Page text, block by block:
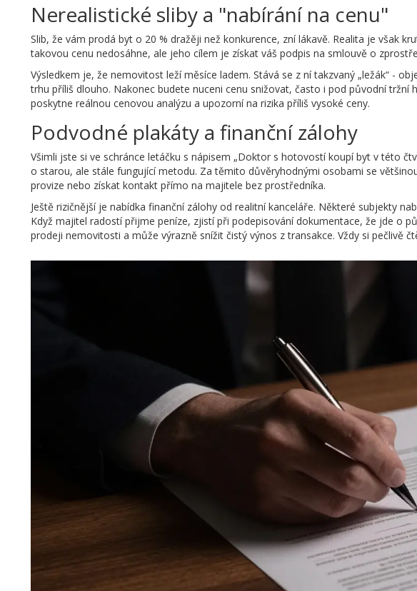
Nerealistické sliby a "nabírání na cenu"
Slib, že vám prodá byt o 20 % dražěji než konkurence, zní lákavě. Realita je však
takovou cenu nedosáhne, ale jeho cílem je získat váš podpis na smlouvě o
Výsledkem je, že nemovitost leží měsíce ladem. Stává se z ní takzvaný „ležák“ -
trhu příliš dlouho. Nakonec budete nuceni cenu snižovat, často i pod původní
poskytne reálnou cenovou analýzu a upozorní na rizika příliš vysoké ceny.
Podvodné plakáty a finanční zálohy
Všimli jste si ve schránce letáčku s nápisem „Doktor s hotovostí koupí byt v této
o starou, ale stále fungující metodu. Za těmito důvěryhodnými osobami se
provize nebo získat kontakt přímo na majitele bez prostředníka.
Ještě rizičnější je nabídka finanční zálohy od realitní kanceláře. Některé subjekty
Když majitel radostí přijme peníze, zjistí při podepisování dokumentace, že jde o
prodeji nemovitosti a může výrazně snížit čistý výnos z transakce. Vždy si pečlivě